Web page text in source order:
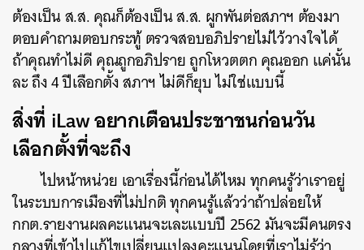
ต้องเป็น ส.ส. คุณก็ต้องเป็น ส.ส. ผูกพันต่อสภาฯ ต้องมา
ตอบคำถามตอบกระทู้ ตรวจสอบอภิปรายไม่ไว้วางใจได้
ถ้าคุณทำไม่ดี คุณถูกอภิปราย ถูกโหวตตก คุณออก แค่นั้น
ละ ถึง 4 ปีเลือกตั้ง สภาฯ ไม่ดีก็ยุบ ไม่ใช่แบบนี้
สิ่งที่ iLaw อยากเตือนประชาชนก่อนวัน
เลือกตั้งที่จะถึง
ไปหน้าหน่วย เอาเรื่องนี้ก่อนได้ไหม ทุกคนรู้ว่าเราอยู่
ในระบบการเมืองที่ไม่ปกติ ทุกคนรู้แล้วว่าถ้าปล่อยให้
กกต.รายงานผลคะแนนจะเละแบบปี 2562 มันจะมีคนตรง